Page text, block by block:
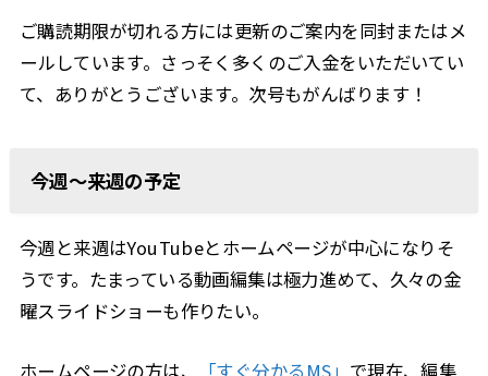
ご購読期限が切れる方には更新のご案内を同封またはメ
ールしています。さっそく多くのご入金をいただいてい
て、ありがとうございます。次号もがんばります！
今週〜来週の予定
今週と来週はYouTubeとホームページが中心になりそ
うです。たまっている動画編集は極力進めて、久々の金
曜スライドショーも作りたい。